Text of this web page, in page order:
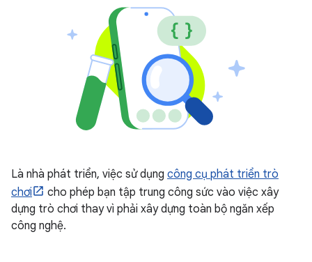
Là nhà phát triển, việc sử dụng công cụ phát triển trò
chơi
cho phép bạn tập trung công sức vào việc xây
dựng trò chơi thay vì phải xây dựng toàn bộ ngăn xếp
công nghệ.